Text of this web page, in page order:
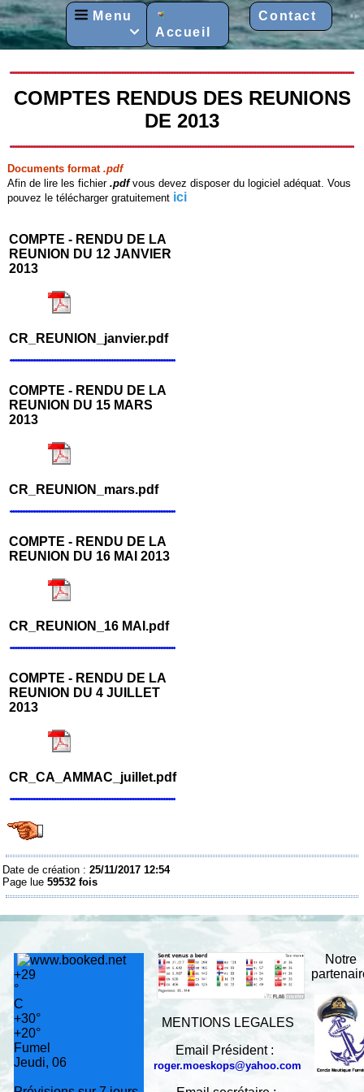
Menu
 Accueil
Contact
COMPTES RENDUS DES REUNIONS
DE 2013
Documents format.pdf
Afin de lire les fichier.pdfvous devez disposer du logiciel adéquat. Vous
pouvez le télécharger gratuitement ici
COMPTE ‐ RENDU DE LA
REUNION DU 12 JANVIER
2013
CR_REUNION_janvier.pdf
COMPTE ‐ RENDU DE LA
REUNION DU 15 MARS
2013
CR_REUNION_mars.pdf
COMPTE ‐ RENDU DE LA
REUNION DU 16 MAI 2013
CR_REUNION_16 MAI.pdf
COMPTE ‐ RENDU DE LA
REUNION DU 4 JUILLET
2013
CR_CA_AMMAC_juillet.pdf
Date de création :25/11/2017 12:54
Page lue59532 fois
+29
°
C
+30°
+20°
Fumel
Jeudi, 06
MENTIONS LEGALES
Email Président :
roger.moeskops@yahoo.com
Notre